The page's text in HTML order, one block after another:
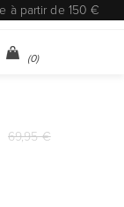
à partir de 150 €
(0)
69,95 €